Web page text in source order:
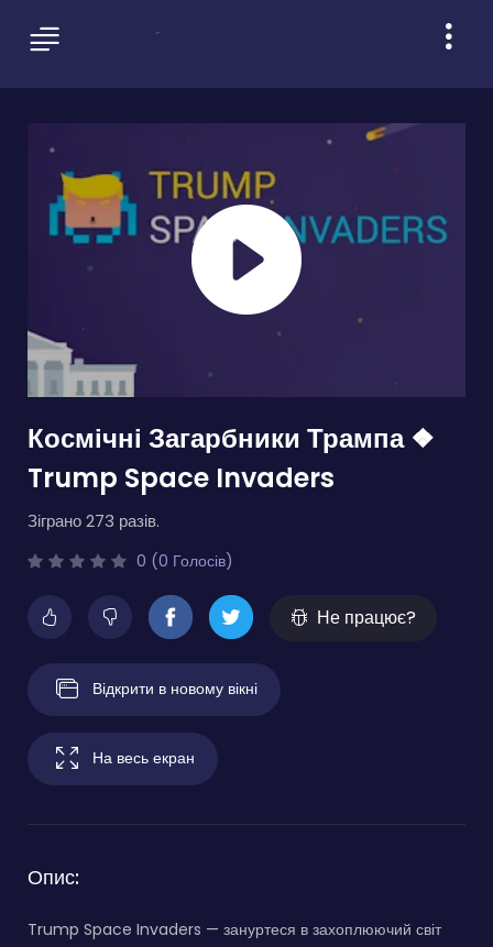
Космічні Загарбники Трампа ❖
Trump Space Invaders
Зіграно 273 разів.
0 (0 Голосів)
Не працює?
Відкрити в новому вікні
На весь екран
Опис:
Trump Space Invaders — зануртеся в захоплюючий світ